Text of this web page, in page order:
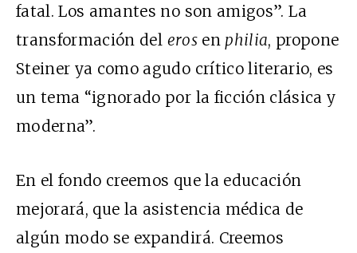
fatal. Los amantes no son amigos”. La
transformación del erosen philia, propone
Steiner ya como agudo crítico literario, es
un tema “ignorado por la ficción clásica y
moderna”.
En el fondo creemos que la educación
mejorará, que la asistencia médica de
algún modo se expandirá. Creemos